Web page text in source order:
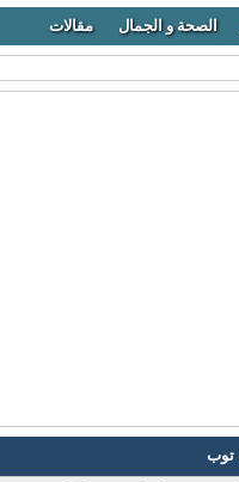
الصحة و الجمال مقالات
توب